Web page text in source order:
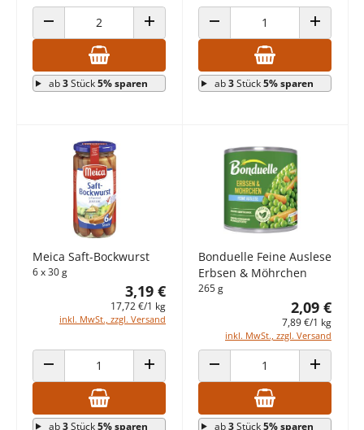
ANZAHL VERRINGERN ANZAHL ERHÖHEN
ab3Stück5% sparen
ANZAHL VERRINGERN ANZAHL
ab3Stück5% sparen
Meica Saft-Bockwurst
6 x 30 g
3,19 €
17,72 €/1 kg
inkl. MwSt., zzgl. Versand
ANZAHL VERRINGERN ANZAHL ERHÖHEN
ab3Stück5% sparen
Bonduelle Feine Auslese
Erbsen & Möhrchen
265 g
2,09 €
7,89 €/1 kg
inkl. MwSt., zzgl. Versand
ANZAHL VERRINGERN ANZAHL
ab3Stück5% sparen